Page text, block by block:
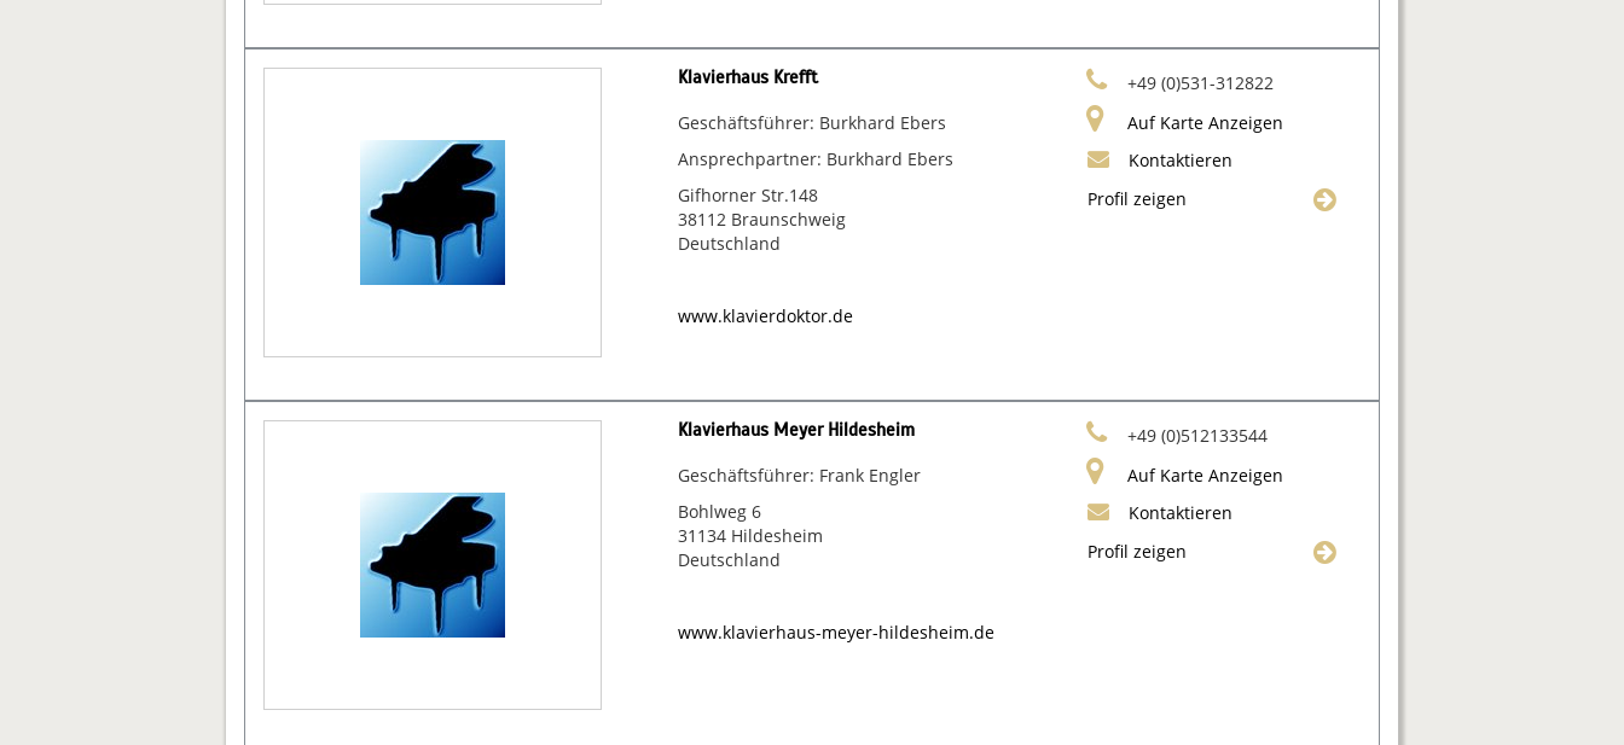
Klavierhaus Krefft
Geschäftsführer: Burkhard Ebers
Ansprechpartner: Burkhard Ebers
Gifhorner Str.148
38112 Braunschweig
Deutschland
www.klavierdoktor.de
+49 (0)531-312822
Auf Karte Anzeigen
Kontaktieren
Profil zeigen
Klavierhaus Meyer Hildesheim
Geschäftsführer: Frank Engler
Bohlweg 6
31134 Hildesheim
Deutschland
www.klavierhaus-meyer-hildesheim.de
+49 (0)512133544
Auf Karte Anzeigen
Kontaktieren
Profil zeigen